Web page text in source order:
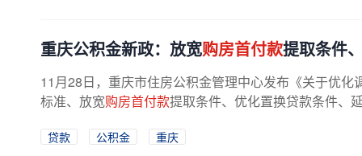
重庆公积金新政：放宽购房首付款提取条件
11月28日，重庆市住房公积金管理中心发布《关于优
标准、放宽购房首付款提取条件、优化置换贷款条件、
贷款 公积金
重庆